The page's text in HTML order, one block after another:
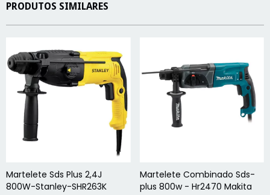
PRODUTOS SIMILARES
Martelete Sds Plus 2,4J
800W-Stanley-SHR263K
Martelete Combinado Sds-
plus 800w - Hr2470 Makita